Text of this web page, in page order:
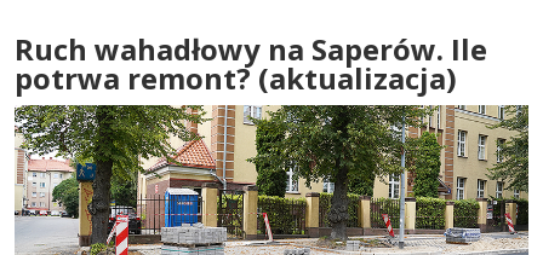
Ruch wahadłowy na Saperów. Ile
potrwa remont? (aktualizacja)